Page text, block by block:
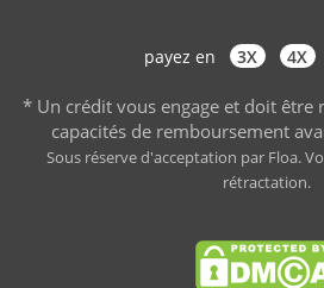
payez en 3X 4X
* Un crédit vous engage et doit être
capacités de remboursement
Sous réserve d'acceptation par Floa.
rétractation.